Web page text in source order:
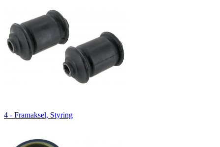
4 - Framaksel, Styring